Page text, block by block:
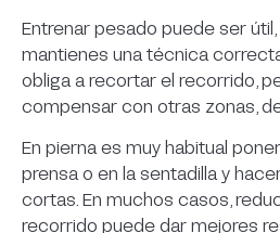
Entrenar pesado puede ser
mantienes una técnica
obliga a recortar el recorrido,
compensar con otras zonas,
En pierna es muy habitual
prensa o en la sentadilla y
cortas. En muchos casos,
recorrido puede dar mejores